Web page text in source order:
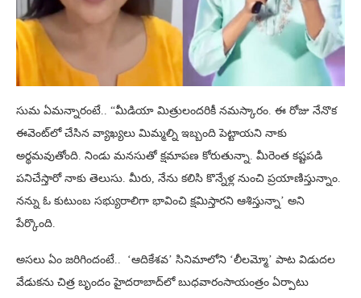
సుమ ఏమన్నారంటే.. “మీడియా మిత్రులందరికీ నమస్కారం. ఈ రోజు నేనొక
ఈవెంట్‌లో చేసిన వ్యాఖ్యలు మిమ్మల్ని ఇబ్బంది పెట్టాయని నాకు
అర్థమవుతోంది. నిండు మనసుతో క్షమాపణ కోరుతున్నా. మీరెంత కష్టపడి
పనిచేస్తారో నాకు తెలుసు. మీరు, నేను కలిసి కొన్నేళ్ల నుంచి ప్రయాణిస్తున్నాం.
నన్ను ఓ కుటుంబ సభ్యురాలిగా భావించి క్షమిస్తారని ఆశిస్తున్నా’ అని
పేర్కొంది.
అసలు ఏం జరిగిందంటే.. ‘ఆదికేశవ’ సినిమాలోని ‘లీలమ్మో’ పాట విడుదల
వేడుకను చిత్ర బృందం హైదరాబాద్‌లో బుధవారంసాయంత్రం ఏర్పాటు